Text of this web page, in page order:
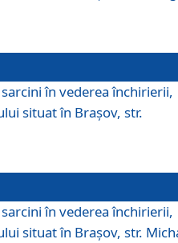
în vederea închirierii,
situat în Braşov, str.
în vederea închirierii,
situat în Braşov, str.